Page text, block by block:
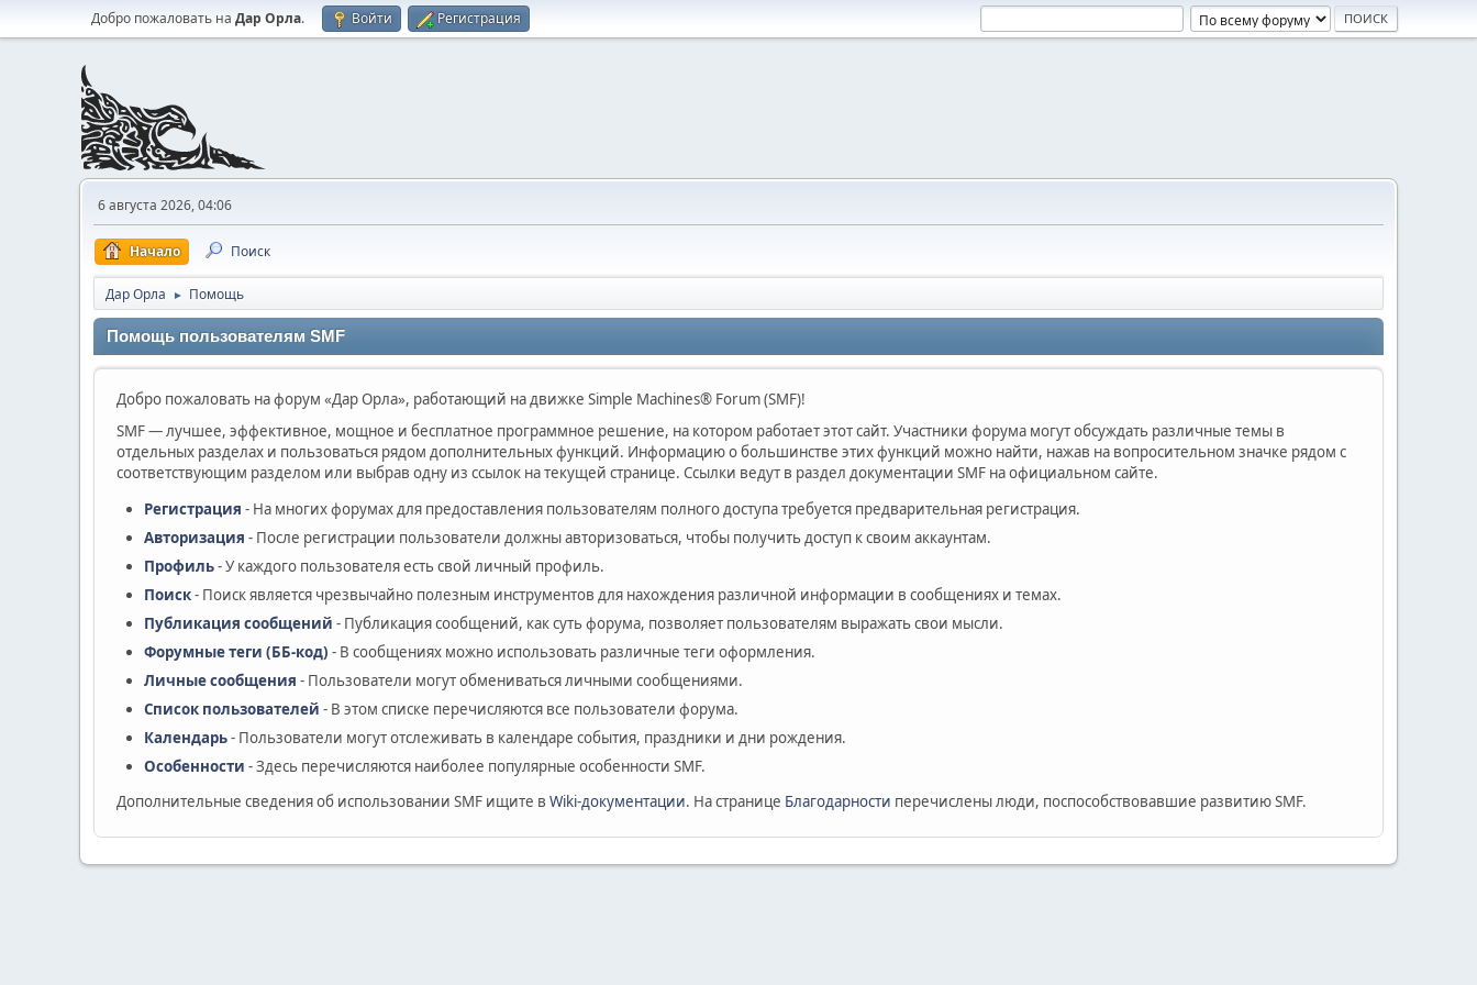
Добро пожаловать на Дар Орла. Войти Регистрация
6 августа 2026, 04:06
Начало Поиск
Дар Орла ► Помощь
Помощь пользователям SMF
Добро пожаловать на форум «Дар Орла», работающий на движке Simple Machines® Forum (SMF)!
SMF — лучшее, эффективное, мощное и бесплатное программное решение, на котором работает этот сайт. Участники форума могут обсуждать различные темы в
отдельных разделах и пользоваться рядом дополнительных функций. Информацию о большинстве этих функций можно найти, нажав на вопросительном значке рядом с
соответствующим разделом или выбрав одну из ссылок на текущей странице. Ссылки ведут в раздел документации SMF на официальном сайте.
Регистрация - На многих форумах для предоставления пользователям полного доступа требуется предварительная регистрация.
Авторизация - После регистрации пользователи должны авторизоваться, чтобы получить доступ к своим аккаунтам.
Профиль- У каждого пользователя есть свой личный профиль.
Поиск- Поиск является чрезвычайно полезным инструментов для нахождения различной информации в сообщениях и темах.
Публикация сообщений - Публикация сообщений, как суть форума, позволяет пользователям выражать свои мысли.
Форумные теги (ББ-код) - В сообщениях можно использовать различные теги оформления.
Личные сообщения - Пользователи могут обмениваться личными сообщениями.
Список пользователей - В этом списке перечисляются все пользователи форума.
Календарь- Пользователи могут отслеживать в календаре события, праздники и дни рождения.
Особенности - Здесь перечисляются наиболее популярные особенности SMF.
Дополнительные сведения об использовании SMF ищите в Wiki-документации. На странице Благодарности перечислены люди, поспособствовавшие развитию SMF.